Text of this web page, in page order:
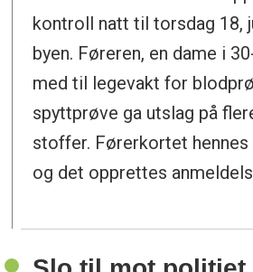
kontroll natt til torsdag 18,
byen. Føreren, en dame i
med til legevakt for
spyttprøve ga utslag på
stoffer. Førerkortet hennes
og det opprettes